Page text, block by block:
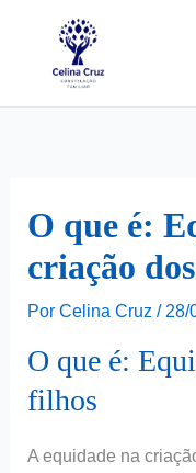
O que é:
criação
Por Celina Cruz / 28/
O que é:
filhos
A equidade na